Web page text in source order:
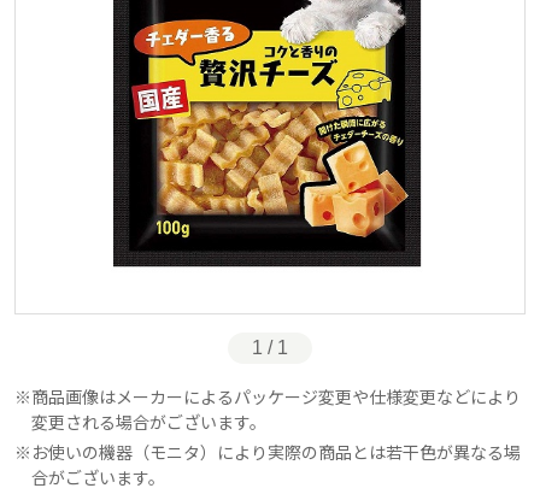
1 / 1
商品画像はメーカーによるパッケージ変更や仕様変更などにより
変更される場合がございます。
お使いの機器（モニタ）により実際の商品とは若干色が異なる場
合がございます。